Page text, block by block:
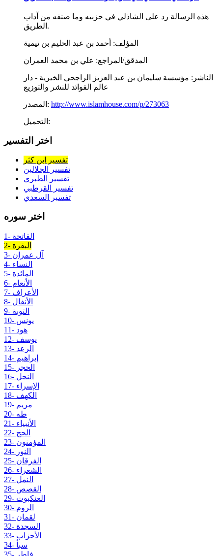
هذه الرسالة رد على الشاذلي في حزبيه وما صنفه من آداب
الطريق.
المؤلف: أحمد بن عبد الحليم بن تيمية
المدقق/المراجع: علي بن محمد العمران
الناشر: مؤسسة سليمان بن عبد العزيز الراجحي الخيرية - دار
عالم الفوائد للنشر والتوزيع
المصدر: http://www.islamhouse.com/p/273063
التحميل:
اختر التفسير
تفسير ابن كثر
تفسير الجلالين
تفسير الطبري
تفسير القرطبي
تفسير السعدي
اختر سوره
1- الفاتحة
2- البقرة
3- آل عمران
4- النساء
5- المائدة
6- الأنعام
7- الأعراف
8- الأنفال
9- التوبة
10- يونس
11- هود
12- يوسف
13- الرعد
14- إبراهيم
15- الحجر
16- النحل
17- الإسراء
18- الكهف
19- مريم
20- طه
21- الأنبياء
22- الحج
23- المؤمنون
24- النور
25- الفرقان
26- الشعراء
27- النمل
28- القصص
29- العنكبوت
30- الروم
31- لقمان
32- السجدة
33- الأحزاب
34- سبأ
35- فاطر